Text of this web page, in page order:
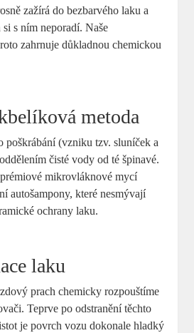
zažírá do bezbarvého laku a
s ním neporadí. Naše
zahrnuje důkladnou chemickou
metoda
(vzniku tzv. sluníček a
čisté vody od té špinavé.
mikrovláknové mycí
autošampony, které nesmývají
ochrany laku.
laku
prach chemicky rozpouštíme
Teprve po odstranění těchto
je povrch vozu dokonale hladký